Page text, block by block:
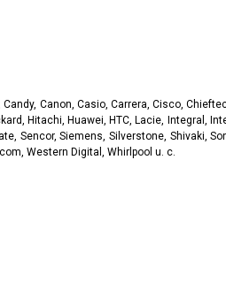
Canon, Casio, Carrera, Cisco,
Hitachi, Huawei, HTC, Lacie, Integral,
Sencor, Siemens, Silverstone, Shivaki,
Western Digital, Whirlpool u. c.